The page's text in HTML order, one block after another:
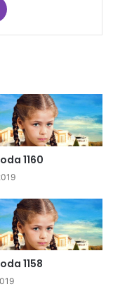
1160
1158